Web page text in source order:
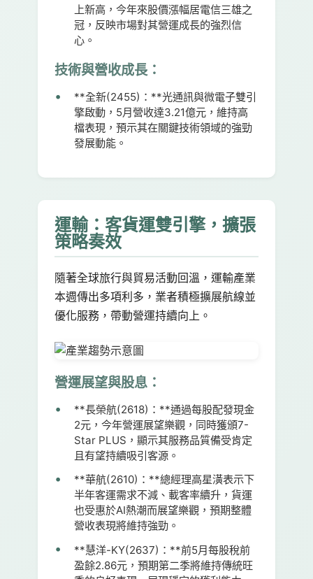
上新高，今年來股價漲幅居電信三雄之
冠，反映市場對其營運成長的強烈信
心。
技術與營收成長：
**全新(2455)：**光通訊與微電子雙引
擎啟動，5月營收達3.21億元，維持高
檔表現，預示其在關鍵技術領域的強勁
發展動能。
運輸：客貨運雙引擎，擴張
策略奏效
隨著全球旅行與貿易活動回溫，運輸產業
本週傳出多項利多，業者積極擴展航線並
優化服務，帶動營運持續向上。
營運展望與股息：
**長榮航(2618)：**通過每股配發現金
2元，今年營運展望樂觀，同時獲頒7-
Star PLUS，顯示其服務品質備受肯定
且有望持續吸引客源。
**華航(2610)：**總經理高星潢表示下
半年客運需求不減、載客率續升，貨運
也受惠於AI熱潮而展望樂觀，預期整體
營收表現將維持強勁。
**慧洋-KY(2637)：**前5月每股稅前
盈餘2.86元，預期第二季將維持傳統旺